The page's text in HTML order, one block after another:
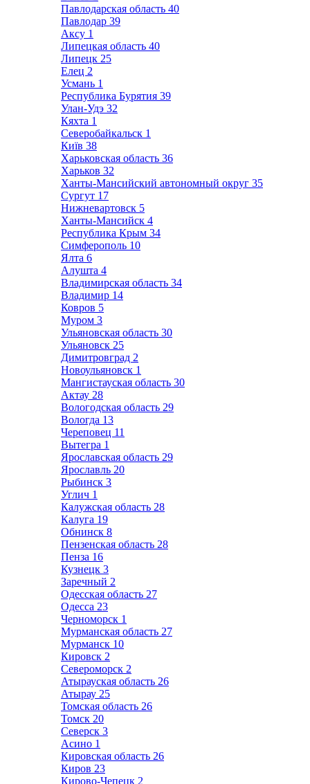
Павлодарская область 40
Павлодар 39
Аксу 1
Липецкая область 40
Липецк 25
Елец 2
Усмань 1
Республика Бурятия 39
Улан-Удэ 32
Кяхта 1
Северобайкальск 1
Київ 38
Харьковская область 36
Харьков 32
Ханты-Мансийский автономный округ 35
Сургут 17
Нижневартовск 5
Ханты-Мансийск 4
Республика Крым 34
Симферополь 10
Ялта 6
Алушта 4
Владимирская область 34
Владимир 14
Ковров 5
Муром 3
Ульяновская область 30
Ульяновск 25
Димитровград 2
Новоульяновск 1
Мангистауская область 30
Актау 28
Вологодская область 29
Вологда 13
Череповец 11
Вытегра 1
Ярославская область 29
Ярославль 20
Рыбинск 3
Углич 1
Калужская область 28
Калуга 19
Обнинск 8
Пензенская область 28
Пенза 16
Кузнецк 3
Заречный 2
Одесская область 27
Одесса 23
Черноморск 1
Мурманская область 27
Мурманск 10
Кировск 2
Североморск 2
Атырауская область 26
Атырау 25
Томская область 26
Томск 20
Северск 3
Асино 1
Кировская область 26
Киров 23
Кирово-Чепецк 2